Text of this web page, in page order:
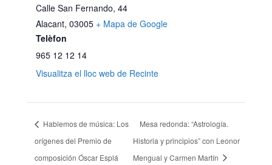
Calle San Fernando, 44
Alacant, 03005 + Mapa de Google
Telèfon
965 12 12 14
Visualitza el lloc web de Recinte
Hablemos de música: Los
orígenes del Premio de
composición Óscar Esplá
Mesa redonda: “Astrología.
Historia y principios” con Leonor
Mengual y Carmen Martín